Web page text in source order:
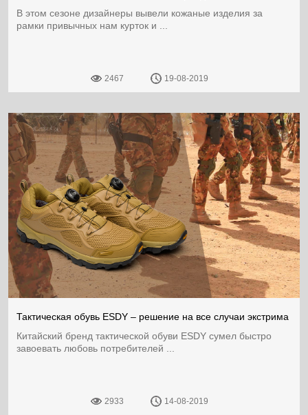
В этом сезоне дизайнеры вывели кожаные изделия за
рамки привычных нам курток и ...
2467 19-08-2019
Тактическая обувь ESDY – решение на все случаи экстрима
Китайский бренд тактической обуви ESDY сумел быстро
завоевать любовь потребителей ...
2933 14-08-2019